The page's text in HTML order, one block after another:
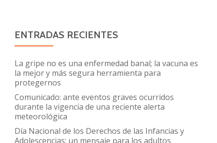
ENTRADAS RECIENTES
La gripe no es una enfermedad banal; la vacuna es
la mejor y más segura herramienta para
protegernos
Comunicado: ante eventos graves ocurridos
durante la vigencia de una reciente alerta
meteorológica
Día Nacional de los Derechos de las Infancias y
Adolescencias: un mensaje para los adultos